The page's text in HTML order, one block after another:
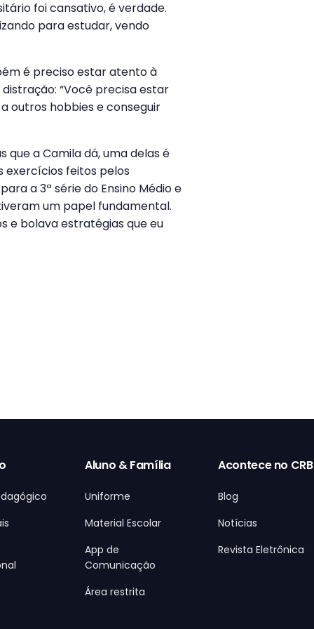
foi cansativo, é verdade.
para estudar, vendo
é preciso estar atento à
“Você precisa estar
outros hobbies e conseguir
que a Camila dá, uma delas é
exercícios feitos pelos
a 3ª série do Ensino Médio e
um papel fundamental.
e bolava estratégias que eu
Aluno & Família
Uniforme
Material Escolar
App de
Comunicação
Área restrita
Acontece no CRB
Blog
Notícias
Revista Eletrônica